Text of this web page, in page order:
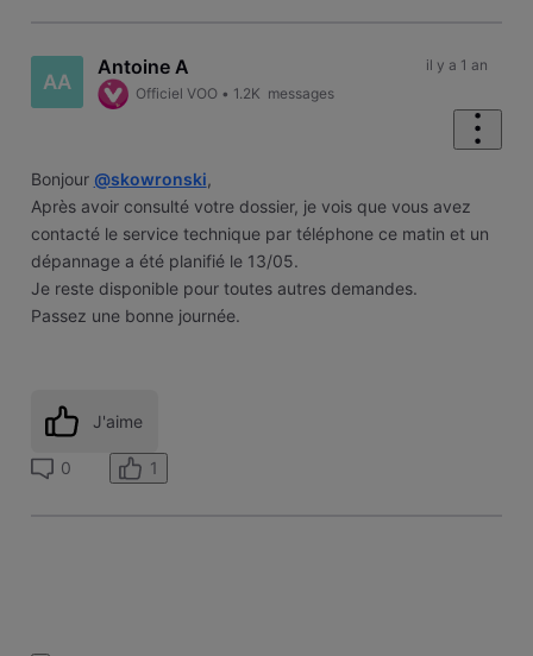
AA
Antoine A
Officiel VOO • 1.2K messages
il y a 1 an
Bonjour @skowronski,
Après avoir consulté votre dossier, je vois que vous avez
contacté le service technique par téléphone ce matin et un
dépannage a été planifié le 13/05.
Je reste disponible pour toutes autres demandes.
Passez une bonne journée.
J'aime
0 1